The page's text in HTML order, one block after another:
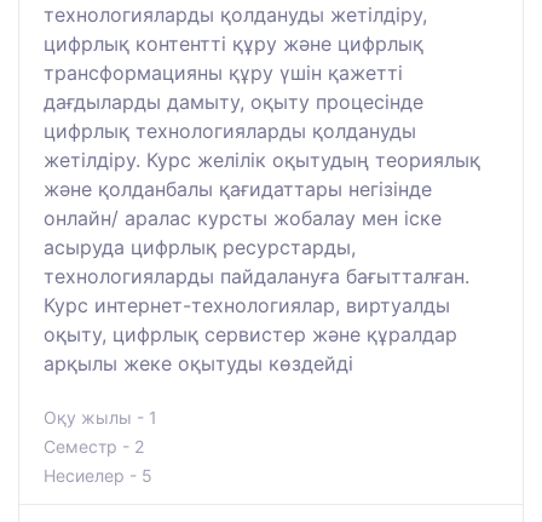
технологияларды қолдануды жетілдіру,
цифрлық контентті құру және цифрлық
трансформацияны құру үшін қажетті
дағдыларды дамыту, оқыту процесінде
цифрлық технологияларды қолдануды
жетілдіру. Курс желілік оқытудың теориялық
және қолданбалы қағидаттары негізінде
онлайн/ аралас курсты жобалау мен іске
асыруда цифрлық ресурстарды,
технологияларды пайдалануға бағытталған.
Курс интернет-технологиялар, виртуалды
оқыту, цифрлық сервистер және құралдар
арқылы жеке оқытуды көздейді
Оқу жылы - 1
Семестр - 2
Несиелер - 5